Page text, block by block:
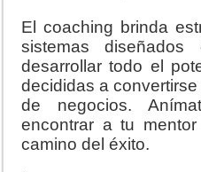
El coaching brinda
sistemas diseñados
desarrollar todo el
decididas a
de negocios.
encontrar a tu
camino del éxito.